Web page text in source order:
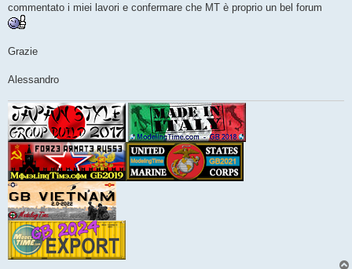
commentato i miei lavori e confermare che MT è proprio un bel forum
Grazie
Alessandro